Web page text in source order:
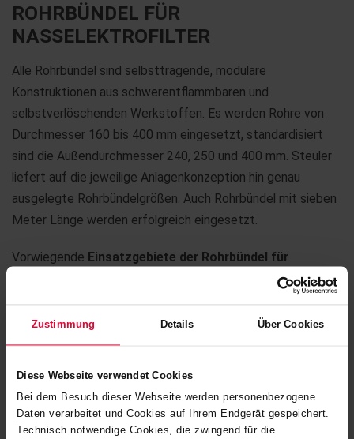
Zustimmung Details Über Cookies
Diese Webseite verwendet Cookies
Bei dem Besuch dieser Webseite werden personenbezogene
Daten verarbeitet und Cookies auf Ihrem Endgerät gespeichert.
Technisch notwendige Cookies, die zwingend für die
ROHRBÜNDEL FÜR
NASSELEKTROFILTER
Alle Rohrbündel sind selbsttragende, modulare
Konstruktionen aus schwerentflammbaren und
selbstverlöschenden Werkstoffen. Es werden Rohre von
Durchmesser 160 bis 400 mm eingesetzt, standardisiert
sind die Außendurchmesser 240, 250 und 400 mm. Steuler
liefert auf die jeweilige Anlagenkonzeption hin genau
ausgelegte Rohrbündelgrößen. Auch Rohrbündel mit sieben
Meter Länge werden erfolgreich eingesetzt.
Vorwiegende Einsatzgebiete der Rohrbündel für
Kraftwerke,